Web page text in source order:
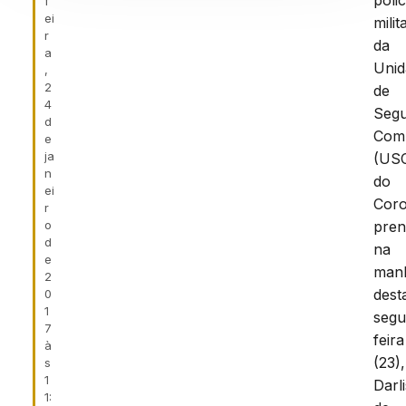
ei
r
a
,
2
4
d
e
ja
n
ei
r
o
d
e
2
0
1
7
à
s
1
1:
da
de
do
na
feira
(23),